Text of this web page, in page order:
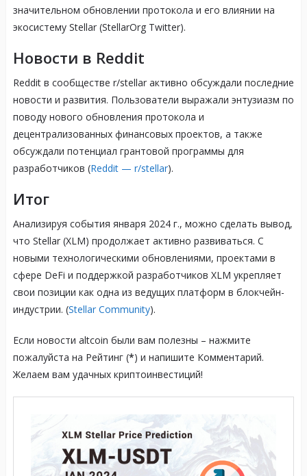
значительном обновлении протокола и его влиянии на
экосистему Stellar (StellarOrg Twitter).
Новости в Reddit
Reddit в сообществе r/stellar активно обсуждали последние
новости и развития. Пользователи выражали энтузиазм по
поводу нового обновления протокола и
децентрализованных финансовых проектов, а также
обсуждали потенциал грантовой программы для
разработчиков (Reddit — r/stellar).
Итог
Анализируя события января 2024 г., можно сделать вывод,
что Stellar (XLM) продолжает активно развиваться. С
новыми технологическими обновлениями, проектами в
сфере DeFi и поддержкой разработчиков XLM укрепляет
свои позиции как одна из ведущих платформ в блокчейн-
индустрии. (Stellar Community).
Если новости altcoin были вам полезны – нажмите
пожалуйста на Рейтинг (*) и напишите Комментарий.
Желаем вам удачных криптоинвестиций!